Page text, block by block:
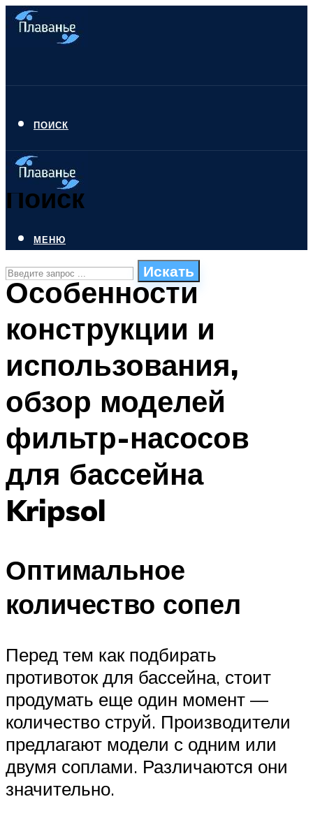
ПОИСК
Поиск
Искать
ПЛАВАНЬЕ ДЛЯ ДЕТЕЙ
БАССЕЙН ДЛЯ ДОМА
ОЧИСТКА БАССЕЙНОВ
МЕНЮ
МЕНЮ
Особенности
конструкции и
использования,
обзор моделей
фильтр-насосов
для бассейна
Kripsol
Оптимальное
количество сопел
Перед тем как подбирать
противоток для бассейна, стоит
продумать еще один момент —
количество струй. Производители
предлагают модели с одним или
двумя соплами. Различаются они
значительно.